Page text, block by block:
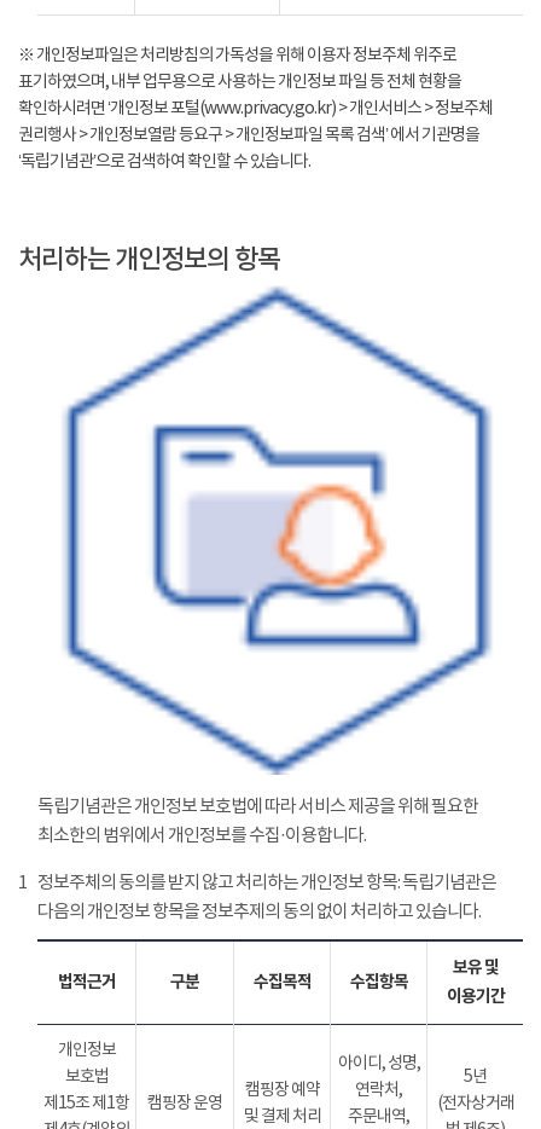
※ 개인정보파일은 처리방침의 가독성을 위해 이용자 정보주체 위주로
표기하였으며, 내부 업무용으로 사용하는 개인정보 파일 등 전체 현황을
확인하시려면 ‘개인정보 포털(www.privacy.go.kr) > 개인서비스 > 정보주체
권리행사 > 개인정보열람 등요구 > 개인정보파일 목록 검색’ 에서 기관명을
‘독립기념관’으로 검색하여 확인할 수 있습니다.
처리하는 개인정보의 항목
독립기념관은 개인정보 보호법에 따라 서비스 제공을 위해 필요한
최소한의 범위에서 개인정보를 수집·이용합니다.
1 정보주체의 동의를 받지 않고 처리하는 개인정보 항목: 독립기념관은
다음의 개인정보 항목을 정보추제의 동의 없이 처리하고 있습니다.
법적근거 구분 수집목적 수집항목
보유 및
이용기간
개인정보
보호법
제15조 제1항
캠핑장 운영
캠핑장 예약
및 결제 처리
아이디, 성명,
연락처,
주문내역,
5년
(전자상거래